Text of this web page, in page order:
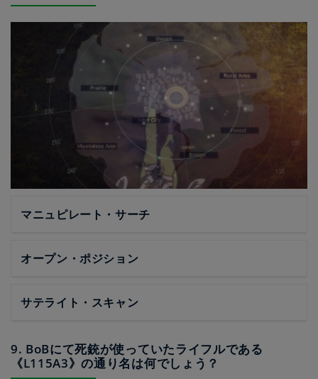
マニュピレート・サーチ
オープン・ポジション
サテライト・スキャン
9. BoBにて死銃が使っていたライフルである
《L115A3》の通り名は何でしょう？